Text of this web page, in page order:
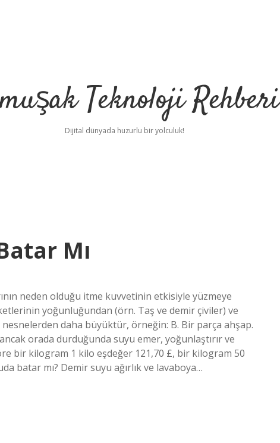
Teknoloji Rehberi
Dijital dünyada huzurlu bir yolculuk!
Mı
neden olduğu itme kuvvetinin etkisiyle yüzmeye
yoğunluğundan (örn. Taş ve demir çiviler) ve
daha büyüktür, örneğin: B. Bir parça ahşap.
orada durduğunda suyu emer, yoğunlaştırır ve
bir kilogram 1 kilo eşdeğer 121,70 £, bir kilogram 50
batar mı? Demir suyu ağırlık ve lavaboya…